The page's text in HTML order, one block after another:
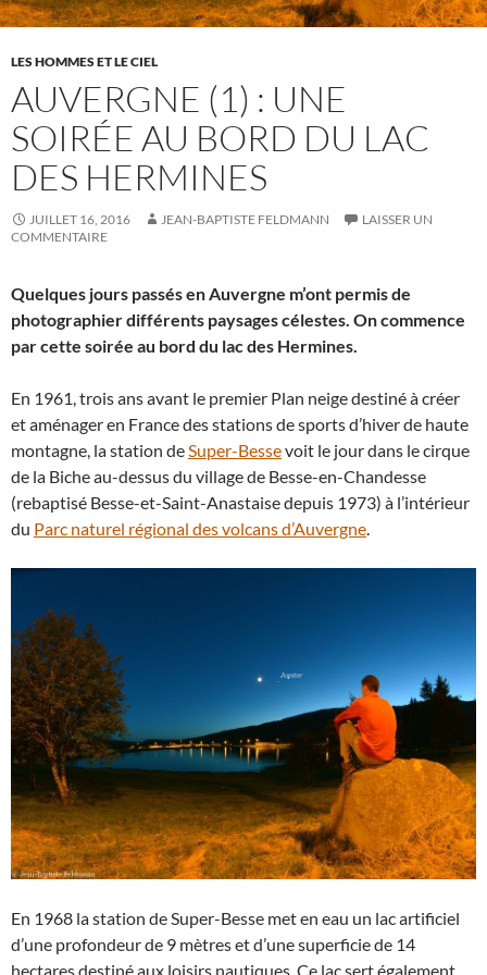
LES HOMMES ET LE CIEL
AUVERGNE (1) : UNE
SOIRÉE AU BORD DU LAC
DES HERMINES
JUILLET 16, 2016 JEAN-BAPTISTE FELDMANN
LAISSER UN
COMMENTAIRE
Quelques jours passés en Auvergne m’ont permis de
photographier différents paysages célestes. On commence
par cette soirée au bord du lac des Hermines.
En 1961, trois ans avant le premier Plan neige destiné à créer
et aménager en France des stations de sports d’hiver de haute
montagne, la station deSuper-Bessevoit le jour dans le cirque
de la Biche au-dessus du village de Besse-en-Chandesse
(rebaptisé Besse-et-Saint-Anastaise depuis 1973) à l’intérieur
du Parc naturel régional des volcans d’Auvergne.
En 1968 la station de Super-Besse met en eau un lac artificiel
d’une profondeur de 9 mètres et d’une superficie de 14
hectares destiné aux loisirs nautiques. Ce lac sert également